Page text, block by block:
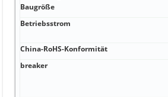
Baugröße
Betriebsstrom
China-RoHS-Konformität
breaker